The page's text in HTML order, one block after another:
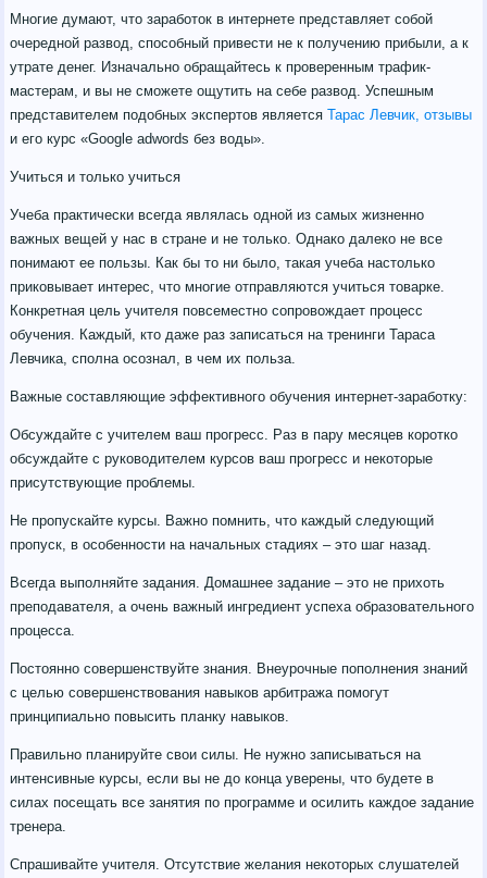
Многие думают, что заработок в интернете представляет собой
очередной развод, способный привести не к получению прибыли, а к
утрате денег. Изначально обращайтесь к проверенным трафик-
мастерам, и вы не сможете ощутить на себе развод. Успешным
представителем подобных экспертов являетсяТарас Левчик, отзывы
и его курс «Google adwords без воды».
Учиться и только учиться
Учеба практически всегда являлась одной из самых жизненно
важных вещей у нас в стране и не только. Однако далеко не все
понимают ее пользы. Как бы то ни было, такая учеба настолько
приковывает интерес, что многие отправляются учиться товарке.
Конкретная цель учителя повсеместно сопровождает процесс
обучения. Каждый, кто даже раз записаться на тренинги Тараса
Левчика, сполна осознал, в чем их польза.
Важные составляющие эффективного обучения интернет-заработку:
Обсуждайте с учителем ваш прогресс. Раз в пару месяцев коротко
обсуждайте с руководителем курсов ваш прогресс и некоторые
присутствующие проблемы.
Не пропускайте курсы. Важно помнить, что каждый следующий
пропуск, в особенности на начальных стадиях – это шаг назад.
Всегда выполняйте задания. Домашнее задание – это не прихоть
преподавателя, а очень важный ингредиент успеха образовательного
процесса.
Постоянно совершенствуйте знания. Внеурочные пополнения знаний
с целью совершенствования навыков арбитража помогут
принципиально повысить планку навыков.
Правильно планируйте свои силы. Не нужно записываться на
интенсивные курсы, если вы не до конца уверены, что будете в
силах посещать все занятия по программе и осилить каждое задание
тренера.
Спрашивайте учителя. Отсутствие желания некоторых слушателей